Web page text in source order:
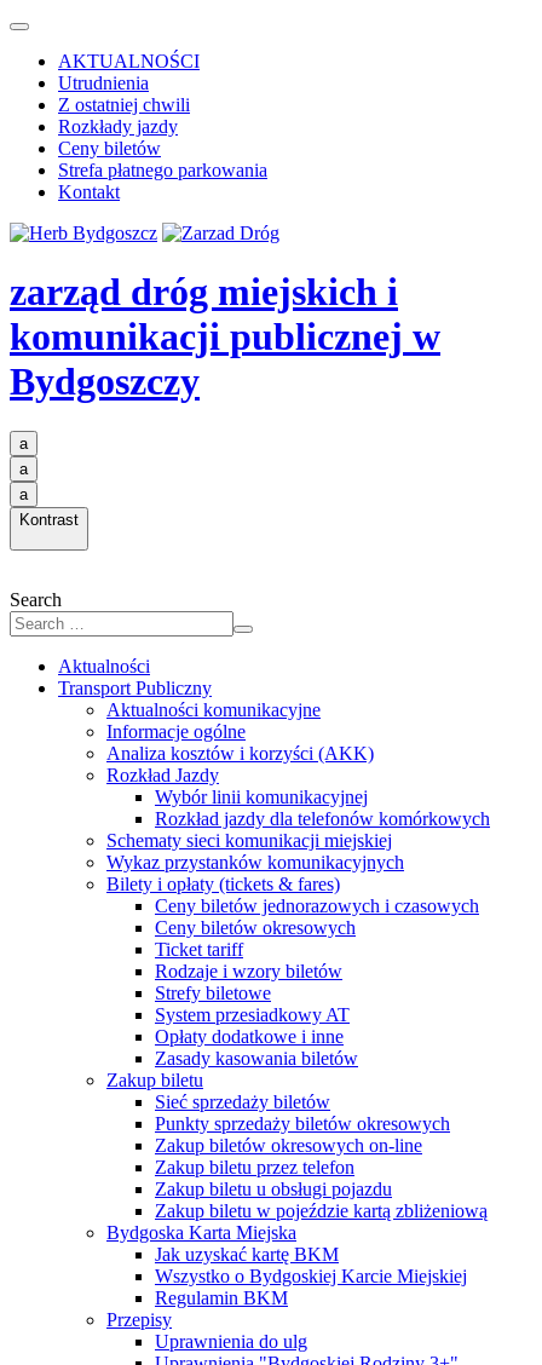
AKTUALNOŚCI
Utrudnienia
Z ostatniej chwili
Rozkłady jazdy
Ceny biletów
Strefa płatnego parkowania
Kontakt
zarząd dróg miejskich i
komunikacji publicznej w
Bydgoszczy
a
a
a
Kontrast
Search
Aktualności
Transport Publiczny
Aktualności komunikacyjne
Informacje ogólne
Analiza kosztów i korzyści (AKK)
Rozkład Jazdy
Wybór linii komunikacyjnej
Rozkład jazdy dla telefonów komórkowych
Schematy sieci komunikacji miejskiej
Wykaz przystanków komunikacyjnych
Bilety i opłaty (tickets & fares)
Ceny biletów jednorazowych i czasowych
Ceny biletów okresowych
Ticket tariff
Rodzaje i wzory biletów
Strefy biletowe
System przesiadkowy AT
Opłaty dodatkowe i inne
Zasady kasowania biletów
Zakup biletu
Sieć sprzedaży biletów
Punkty sprzedaży biletów okresowych
Zakup biletów okresowych on-line
Zakup biletu przez telefon
Zakup biletu u obsługi pojazdu
Zakup biletu w pojeździe kartą zbliżeniową
Bydgoska Karta Miejska
Jak uzyskać kartę BKM
Wszystko o Bydgoskiej Karcie Miejskiej
Regulamin BKM
Przepisy
Uprawnienia do ulg